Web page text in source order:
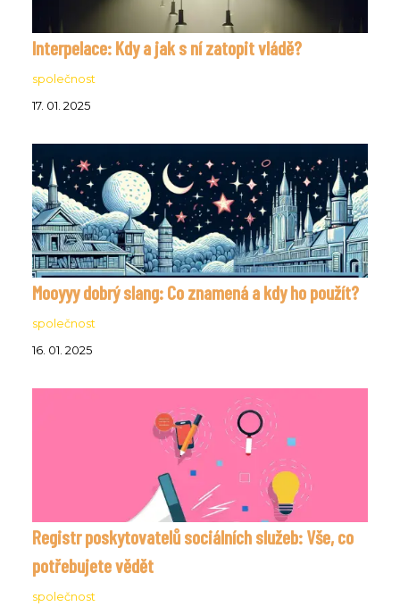
Interpelace: Kdy a jak s ní zatopit vládě?
společnost
17. 01. 2025
Mooyyy dobrý slang: Co znamená a kdy ho použít?
společnost
16. 01. 2025
Registr poskytovatelů sociálních služeb: Vše, co
potřebujete vědět
společnost